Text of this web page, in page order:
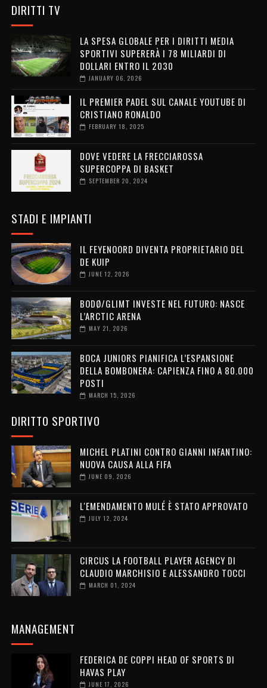
DIRITTI TV
LA SPESA GLOBALE PER I DIRITTI MEDIA
SPORTIVI SUPERERÀ I 78 MILIARDI DI
DOLLARI ENTRO IL 2030
JANUARY 06, 2026
IL PREMIER PADEL SUL CANALE YOUTUBE DI
CRISTIANO RONALDO
FEBRUARY 18, 2025
DOVE VEDERE LA FRECCIAROSSA
SUPERCOPPA DI BASKET
SEPTEMBER 20, 2024
STADI E IMPIANTI
IL FEYENOORD DIVENTA PROPRIETARIO DEL
DE KUIP
JUNE 12, 2026
BODØ/GLIMT INVESTE NEL FUTURO: NASCE
L’ARCTIC ARENA
MAY 21, 2026
BOCA JUNIORS PIANIFICA L’ESPANSIONE
DELLA BOMBONERA: CAPIENZA FINO A 80.000
POSTI
MARCH 15, 2026
DIRITTO SPORTIVO
MICHEL PLATINI CONTRO GIANNI INFANTINO:
NUOVA CAUSA ALLA FIFA
JUNE 09, 2026
L'EMENDAMENTO MULÉ È STATO APPROVATO
JULY 12, 2024
CIRCUS LA FOOTBALL PLAYER AGENCY DI
CLAUDIO MARCHISIO E ALESSANDRO TOCCI
MARCH 01, 2024
MANAGEMENT
FEDERICA DE COPPI HEAD OF SPORTS DI
HAVAS PLAY
JUNE 17, 2026